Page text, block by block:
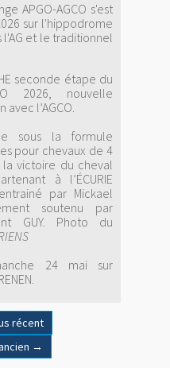
APGO-AGCO s'est
sur l'hippodrome
l'AG et le traditionnel
seconde étape du
2026, nouvelle
l’AGCO.
sous la formule
pour chevaux de 4
la victoire du cheval
à l’ÉCURIE
entrainé par Mickael
soutenu par
GUY. Photo du
24 mai sur
récent
→